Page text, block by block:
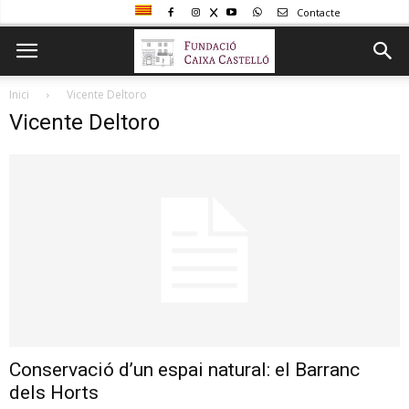
Contacte
Inici Vicente Deltoro
Vicente Deltoro
Conservació d’un espai natural: el Barranc
dels Horts